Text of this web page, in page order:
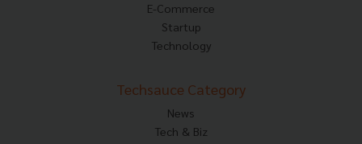
E-Commerce
Startup
Technology
Techsauce Category
News
Tech & Biz